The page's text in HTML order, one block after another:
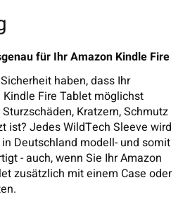
für Ihr Amazon Kindle Fire
haben, dass Ihr
Fire Tablet möglichst
Kratzern, Schmutz
ist? Jedes WildTech Sleeve wird
Deutschland modell- und somit
- auch, wenn Sie Ihr Amazon
zusätzlich mit einem Case oder